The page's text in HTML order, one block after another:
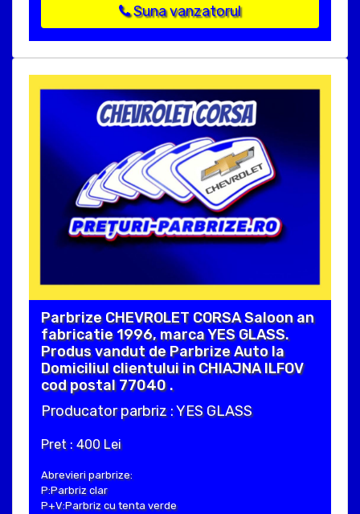
Suna vanzatorul
Parbrize CHEVROLET CORSA Saloon an
fabricatie 1996, marca YES GLASS.
Produs vandut de Parbrize Auto la
Domiciliul clientului in CHIAJNA ILFOV
cod postal 77040 .
Producator parbriz : YES GLASS
Pret : 400 Lei
Abrevieri parbrize:
P:Parbriz clar
P+V:Parbriz cu tenta verde